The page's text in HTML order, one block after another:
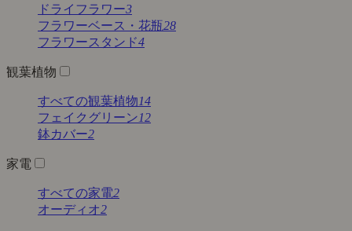
ドライフラワー3
フラワーベース・花瓶28
フラワースタンド4
観葉植物
すべての観葉植物14
フェイクグリーン12
鉢カバー2
家電
すべての家電2
オーディオ2